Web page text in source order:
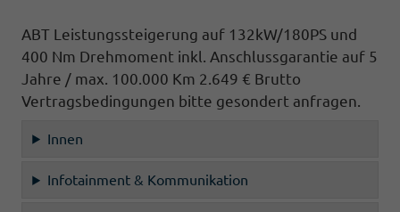
ABT Leistungssteigerung auf 132kW/180PS und
400 Nm Drehmoment inkl. Anschlussgarantie auf 5
Jahre / max. 100.000 Km 2.649 € Brutto
Vertragsbedingungen bitte gesondert anfragen.
Innen
Infotainment & Kommunikation